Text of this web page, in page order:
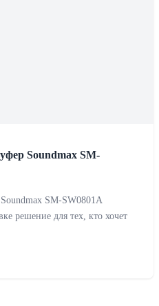
Soundmax SM-
SM-SW0801A
решение для тех, кто хочет